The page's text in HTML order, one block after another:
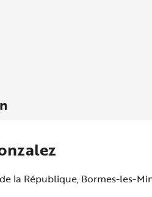
la République, Bormes-les-